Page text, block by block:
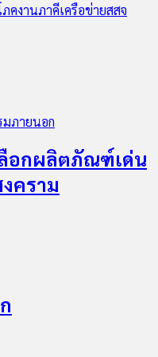
ภคงานภาคีเครือข่ายสสจ
มภายนอก
อกผลิตภัณฑ์เด่น
คราม